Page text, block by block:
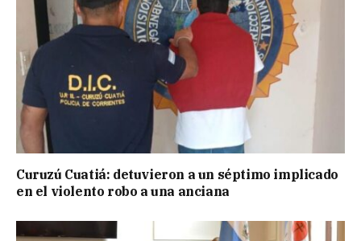
Curuzú Cuatiá: detuvieron a un séptimo implicado
en el violento robo a una anciana